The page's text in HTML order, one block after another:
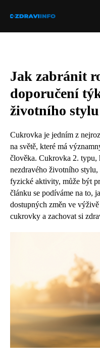
Jak zabránit
doporučení
životního stylu
Cukrovka je jedním z
na světě, které má
člověka. Cukrovka 2.
nezdravého životního stylu,
fyzické aktivity, může být
článku se podíváme na to,
dostupných změn ve
cukrovky a zachovat si